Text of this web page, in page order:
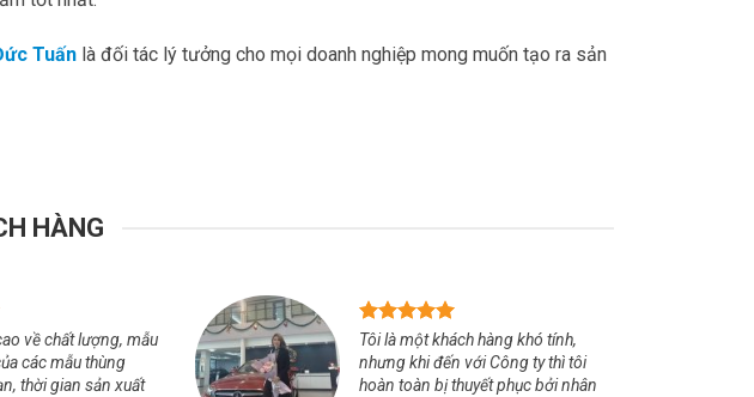
Tuấn là đối tác lý tưởng cho mọi doanh nghiệp mong muốn tạo ra sản
HÀNG
về chất lượng, mẫu
các mẫu thùng
thời gian sản xuất
Tôi là một khách hàng khó tính,
nhưng khi đến với Công ty thì tôi
hoàn toàn bị thuyết phục bởi nhân